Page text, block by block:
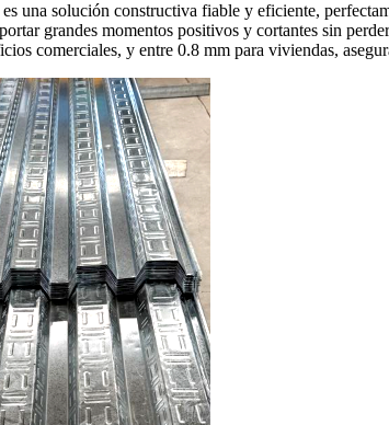
una solución constructiva fiable y eficiente,
grandes momentos positivos y cortantes sin
comerciales, y entre 0.8 mm para viviendas,